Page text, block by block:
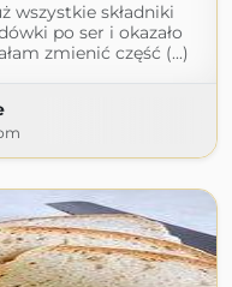
wszystkie składniki
po ser i okazało
zmienić część (...)